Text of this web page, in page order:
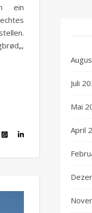
ein
Juli
Mai
April